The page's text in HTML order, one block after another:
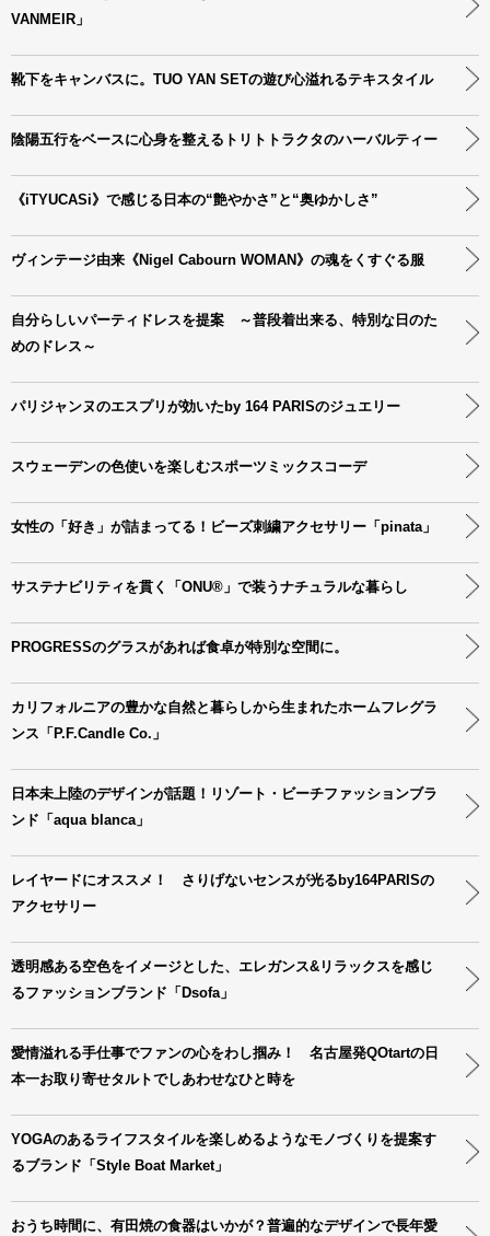
VANMEIR」
靴下をキャンバスに。TUO YAN SETの遊び心溢れるテキスタイル
陰陽五行をベースに心身を整えるトリトトラクタのハーバルティー
《iTYUCASi》で感じる日本の“艶やかさ”と“奥ゆかしさ”
ヴィンテージ由来《Nigel Cabourn WOMAN》の魂をくすぐる服
自分らしいパーティドレスを提案 ～普段着出来る、特別な日のた
めのドレス～
パリジャンヌのエスプリが効いたby 164 PARISのジュエリー
スウェーデンの色使いを楽しむスポーツミックスコーデ
女性の「好き」が詰まってる！ビーズ刺繍アクセサリー「pinata」
サステナビリティを貫く「ONU®」で装うナチュラルな暮らし
PROGRESSのグラスがあれば食卓が特別な空間に。
カリフォルニアの豊かな自然と暮らしから生まれたホームフレグラ
ンス「P.F.Candle Co.」
日本未上陸のデザインが話題！リゾート・ビーチファッションブラ
ンド「aqua blanca」
レイヤードにオススメ！ さりげないセンスが光るby164PARISの
アクセサリー
透明感ある空色をイメージとした、エレガンス&リラックスを感じ
るファッションブランド「Dsofa」
愛情溢れる手仕事でファンの心をわし掴み！ 名古屋発QOtartの日
本一お取り寄せタルトでしあわせなひと時を
YOGAのあるライフスタイルを楽しめるようなモノづくりを提案す
るブランド「Style Boat Market」
おうち時間に、有田焼の食器はいかが？普遍的なデザインで長年愛